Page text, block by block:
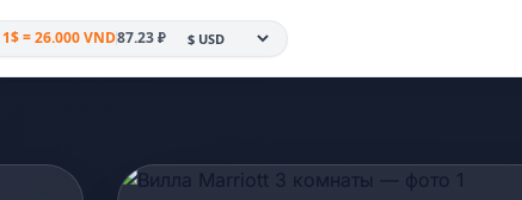
1$ = 26.000 VND87.23 ₽